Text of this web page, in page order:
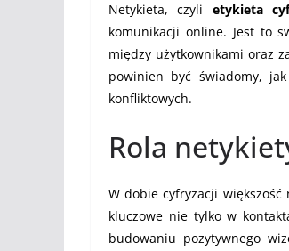
Netykieta, czyli etykieta
komunikacji online. Jest to
między użytkownikami oraz
powinien być świadomy, jak
konfliktowych.
Rola
W dobie cyfryzacji
kluczowe nie tylko w
budowaniu pozytywnego